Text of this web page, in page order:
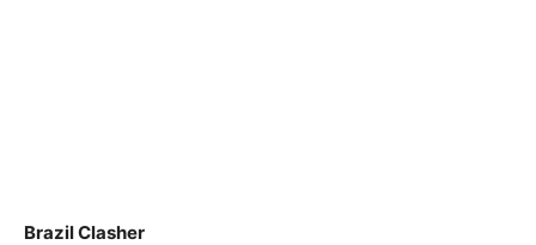
Brazil Clasher